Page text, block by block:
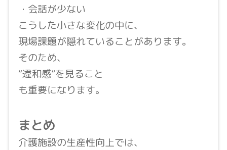
・会話が少ない
こうした小さな変化の中に、
現場課題が隠れていることがあります。
そのため、
“違和感”を見ること
も重要になります。
まとめ
介護施設の生産性向上では、